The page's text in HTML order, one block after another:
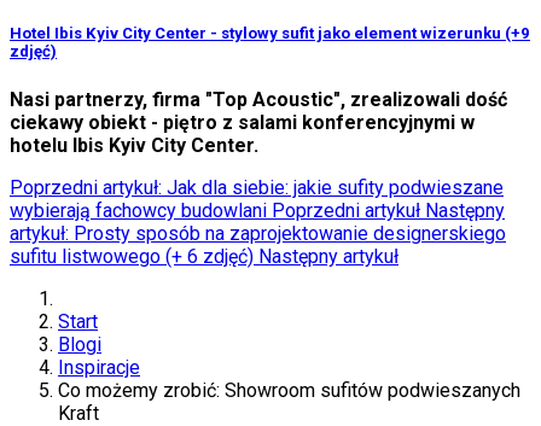
Hotel Ibis Kyiv City Center - stylowy sufit jako element wizerunku (+9
zdjęć)
Nasi partnerzy, firma "Top Acoustic", zrealizowali dość
ciekawy obiekt - piętro z salami konferencyjnymi w
hotelu Ibis Kyiv City Center.
Poprzedni artykuł: Jak dla siebie: jakie sufity podwieszane
wybierają fachowcy budowlani Poprzedni artykuł Następny
artykuł: Prosty sposób na zaprojektowanie designerskiego
sufitu listwowego (+ 6 zdjęć) Następny artykuł
Start
Blogi
Inspiracje
Co możemy zrobić: Showroom sufitów podwieszanych
Kraft